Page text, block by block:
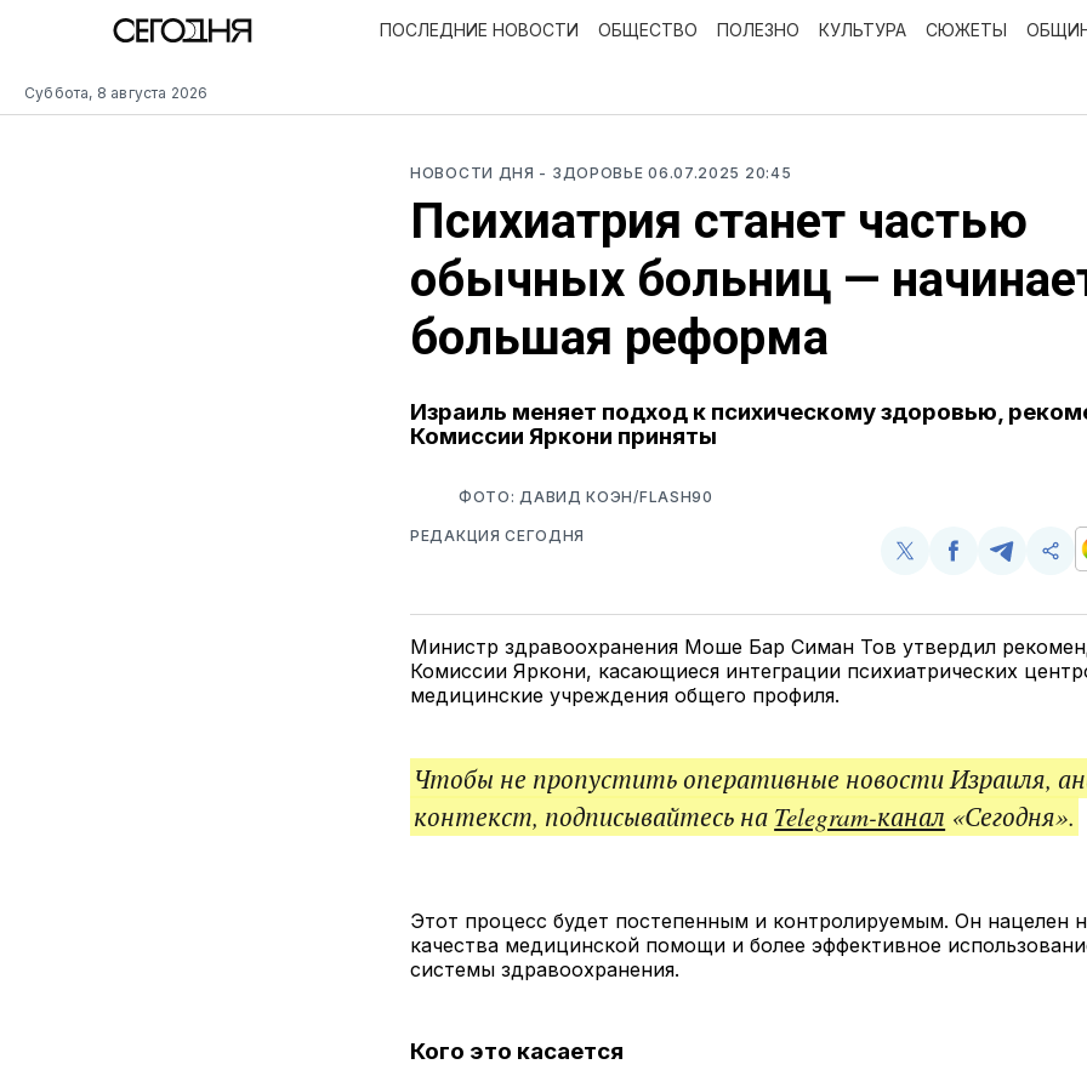
Суббота, 8 августа 2026
ПОСЛЕДНИЕ НОВОСТИ ОБЩЕСТВО ПОЛЕЗНО КУЛЬТУРА СЮЖЕТЫ
НОВОСТИ ДНЯ - ЗДОРОВЬЕ06.07.2025 20:45
Психиатрия станет частью
обычных больниц —
большая реформа
Израиль меняет подход к психическому здоровью,
Комиссии Яркони приняты
ФОТО: ДАВИД КОЭН/FLASH90
РЕДАКЦИЯ СЕГОДНЯ
Поделиться
Twitter
Поделиться
FacebookTelegram
Министр здравоохранения Моше Бар Симан Тов утвердил
Комиссии Яркони, касающиеся интеграции психиатрических
медицинские учреждения общего профиля.
Чтобы не пропустить оперативные новости Израиля,
контекст, подписывайтесь на Telegram-канал «Сегодня».
Этот процесс будет постепенным и контролируемым. Он нацелен
качества медицинской помощи и более эффективное
системы здравоохранения.
Кого это касается